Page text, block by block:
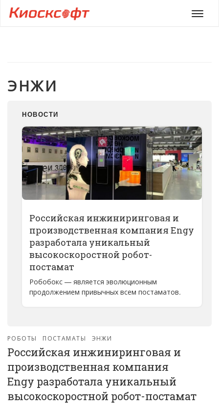
Меню
ЭНЖИ
НОВОСТИ
Российская инжиниринговая и
производственная компания Engy
разработала уникальный
высокоскоростной робот-
постамат
Робобокс — является эволюционным
продолжением привычных всем постаматов.
РОБОТЫ ПОСТАМАТЫ ЭНЖИ
Российская инжиниринговая и
производственная компания
Engy разработала уникальный
высокоскоростной робот-постамат